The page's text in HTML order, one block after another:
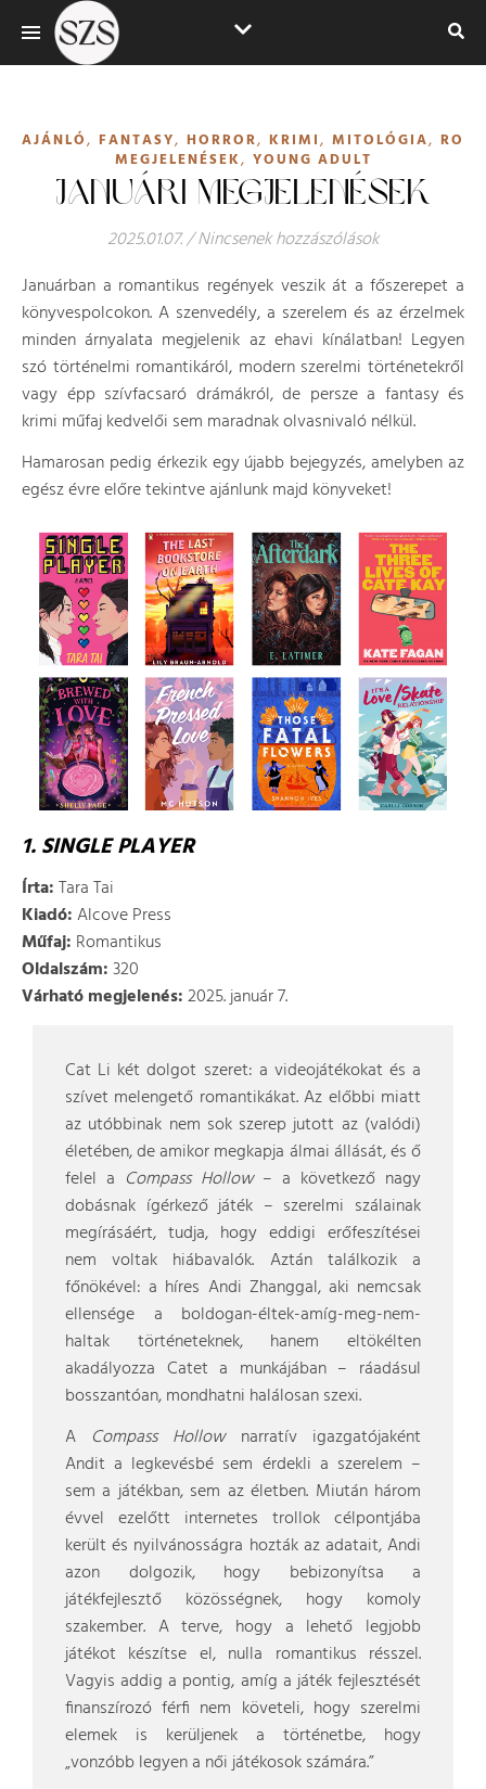
AJÁNLÓ, FANTASY, HORROR, KRIMI, MITOLÓGIA,
MEGJELENÉSEK, YOUNG ADULT
JANUÁRI MEGJELENÉSEK
2025.01.07./Nincsenek hozzászólások
Januárban a romantikus regények veszik át a főszerepet a
könyvespolcokon. A szenvedély, a szerelem és az érzelmek
minden árnyalata megjelenik az ehavi kínálatban! Legyen
szó történelmi romantikáról, modern szerelmi történetekről
vagy épp szívfacsaró drámákról, de persze a fantasy és
krimi műfaj kedvelői sem maradnak olvasnivaló nélkül.
Hamarosan pedig érkezik egy újabb bejegyzés, amelyben az
egész évre előre tekintve ajánlunk majd könyveket!
1. SINGLE PLAYER
Írta:Tara Tai
Kiadó:Alcove Press
Műfaj: Romantikus
Oldalszám:320
Várható megjelenés:2025. január 7.
Cat Li két dolgot szeret: a videojátékokat és a
szívet melengető romantikákat. Az előbbi miatt
az utóbbinak nem sok szerep jutott az (valódi)
életében, de amikor megkapja álmai állását, és ő
felel a Compass Hollow– a következő nagy
dobásnak ígérkező játék – szerelmi szálainak
megírásáért, tudja, hogy eddigi erőfeszítései
nem voltak hiábavalók. Aztán találkozik a
főnökével: a híres Andi Zhanggal, aki nemcsak
ellensége a boldogan-éltek-amíg-meg-nem-
haltak történeteknek, hanem eltökélten
akadályozza Catet a munkájában – ráadásul
bosszantóan, mondhatni halálosan szexi.
A Compass Hollownarratív igazgatójaként
Andit a legkevésbé sem érdekli a szerelem –
sem a játékban, sem az életben. Miután három
évvel ezelőtt internetes trollok célpontjába
került és nyilvánosságra hozták az adatait, Andi
azon dolgozik, hogy bebizonyítsa a
játékfejlesztő közösségnek, hogy komoly
szakember. A terve, hogy a lehető legjobb
játékot készítse el, nulla romantikus résszel.
Vagyis addig a pontig, amíg a játék fejlesztését
finanszírozó férfi nem követeli, hogy szerelmi
elemek is kerüljenek a történetbe, hogy
„vonzóbb legyen a női játékosok számára.”